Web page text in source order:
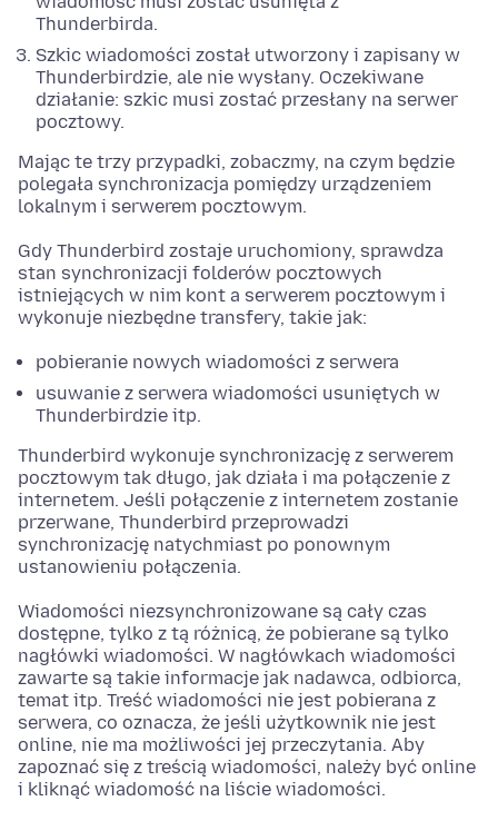
Thunderbirda.
Szkic wiadomości został utworzony i zapisany w
Thunderbirdzie, ale nie wysłany. Oczekiwane
działanie: szkic musi zostać przesłany na serwer
pocztowy.
Mając te trzy przypadki, zobaczmy, na czym będzie
polegała synchronizacja pomiędzy urządzeniem
lokalnym i serwerem pocztowym.
Gdy Thunderbird zostaje uruchomiony, sprawdza
stan synchronizacji folderów pocztowych
istniejących w nim kont a serwerem pocztowym i
wykonuje niezbędne transfery, takie jak:
pobieranie nowych wiadomości z serwera
usuwanie z serwera wiadomości usuniętych w
Thunderbirdzie itp.
Thunderbird wykonuje synchronizację z serwerem
pocztowym tak długo, jak działa i ma połączenie z
internetem. Jeśli połączenie z internetem zostanie
przerwane, Thunderbird przeprowadzi
synchronizację natychmiast po ponownym
ustanowieniu połączenia.
Wiadomości niezsynchronizowane są cały czas
dostępne, tylko z tą różnicą, że pobierane są tylko
nagłówki wiadomości. W nagłówkach wiadomości
zawarte są takie informacje jak nadawca, odbiorca,
temat itp. Treść wiadomości nie jest pobierana z
serwera, co oznacza, że jeśli użytkownik nie jest
online, nie ma możliwości jej przeczytania. Aby
zapoznać się z treścią wiadomości, należy być online
i kliknąć wiadomość na liście wiadomości.